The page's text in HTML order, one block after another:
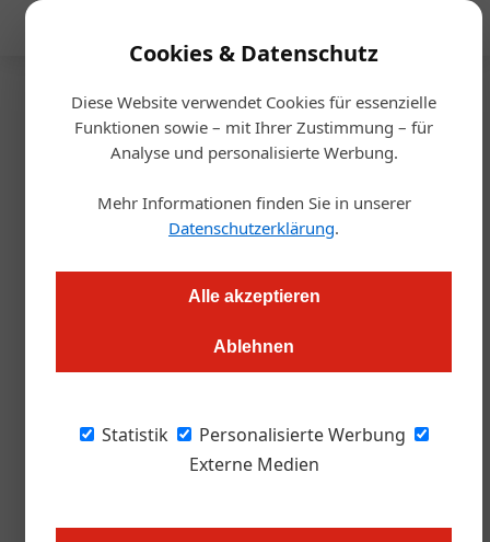
Cookies & Datenschutz
Diese Website verwendet Cookies für essenzielle
Funktionen sowie – mit Ihrer Zustimmung – für
Analyse und personalisierte Werbung.
Mehr Informationen finden Sie in unserer
Datenschutzerklärung.
Alle akzeptieren
Ablehnen
Statistik
Personalisierte Werbung
Externe Medien
Startseite/Management
Gastkommentar
Sehnsucht nach dem analogen
Gestern
25.04.2024, 12:32 Uhr
Erfolgskonzepte für eine digitale Welt: Ein Gastkommentar
Bitte geben Sie Ihren Code ein, installieren Sie
bestätigen Sie Ihre E-Mail-Adresse.…..Kein